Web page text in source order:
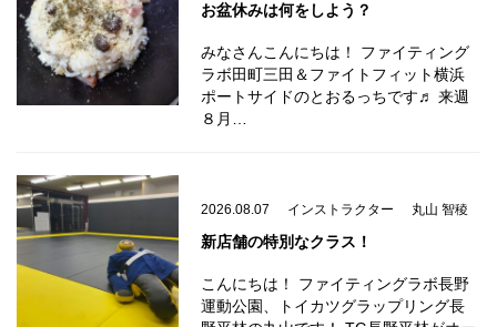
お盆休みは何をしよう？
みなさんこんにちは！ ファイティング
ラボ田町三田＆ファイトフィット横浜
ポートサイドのとおるっちです♬ 来週
８月…
2026.08.07 インストラクター 丸山 智稜
新店舗の特別なクラス！
こんにちは！ ファイティングラボ長野
運動公園、トイカツグラップリング長